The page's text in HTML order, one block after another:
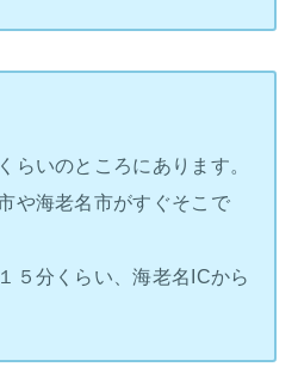
らいのところにあります。
や海老名市がすぐそこで
５分くらい、海老名ICから